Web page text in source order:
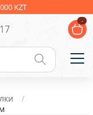
KZT
-
подарки
Упаковка
аксессуары